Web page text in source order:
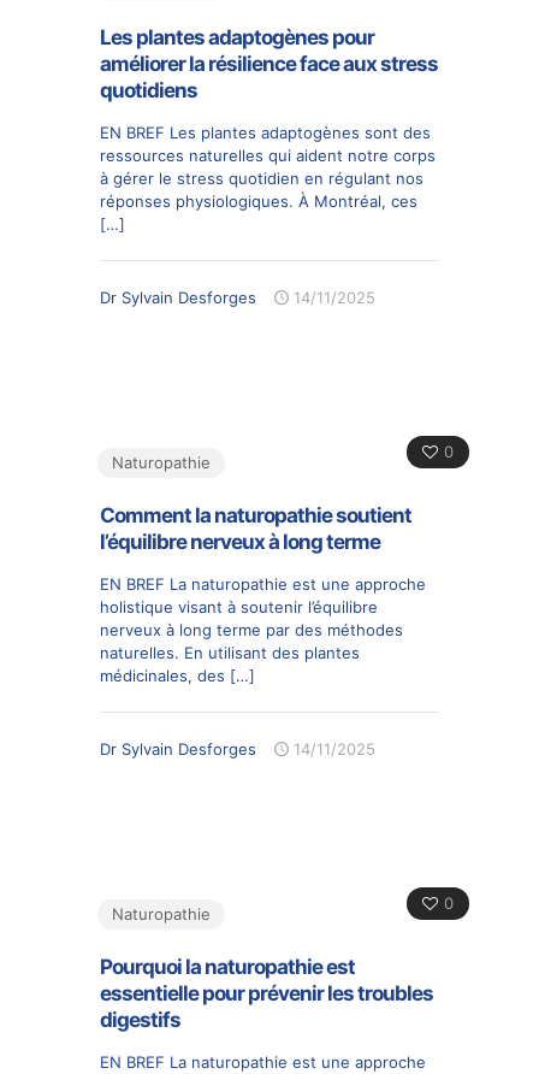
Les plantes adaptogènes pour
améliorer la résilience face aux stress
quotidiens
EN BREF Les plantes adaptogènes sont des
ressources naturelles qui aident notre corps
à gérer le stress quotidien en régulant nos
réponses physiologiques. À Montréal, ces
[…]
Dr Sylvain Desforges 14/11/2025
0
Naturopathie
Comment la naturopathie soutient
l’équilibre nerveux à long terme
EN BREF La naturopathie est une approche
holistique visant à soutenir l’équilibre
nerveux à long terme par des méthodes
naturelles. En utilisant des plantes
médicinales, des […]
Dr Sylvain Desforges 14/11/2025
0
Naturopathie
Pourquoi la naturopathie est
essentielle pour prévenir les troubles
digestifs
EN BREF La naturopathie est une approche